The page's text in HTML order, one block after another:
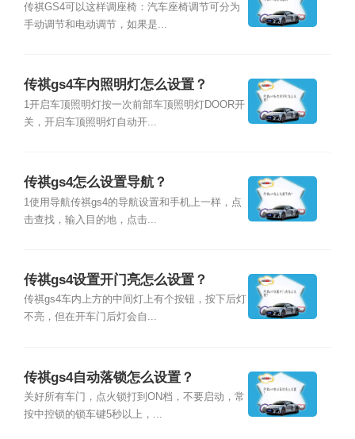
传祺GS4可以这样调座椅：汽车座椅调节可分为
手动调节和电动调节，如果是...
传祺gs4车内照明灯怎么设置？
1开启车顶照明灯按一次前部车顶照明灯DOOR开
关，开启车顶照明灯自动开...
传祺gs4怎么设置导航？
1使用导航传祺gs4的导航设置和手机上一样，点
击查找，输入目的地，点击...
传祺gs4设置开门亮怎么设置？
传祺gs4车内上方的中间灯上有个按钮，按下后灯
不亮，但在开车门后灯会自...
传祺gs4自动落锁怎么设置？
关好所有车门，点火锁打到ON档，不要启动，常
按中控锁的锁车键5秒以上，...